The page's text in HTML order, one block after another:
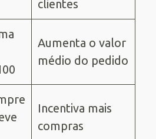
clientes
Aumenta o valor
médio do pedido
Incentiva mais
compras